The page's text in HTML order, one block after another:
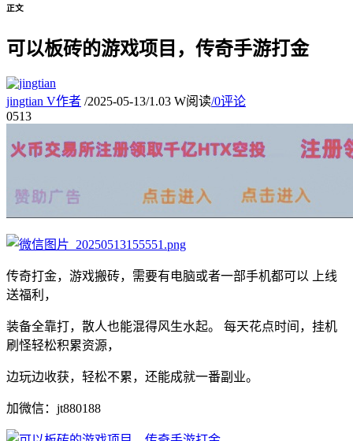
正文
可以板砖的游戏项目，传奇手游打金
jingtian V作者 /2025-05-13/1.03 W阅读/0评论
0513
传奇打金，游戏搬砖，需要有电脑或者一部手机都可以 上线
送福利，
装备全靠打，散人也能混得风生水起。 每天花点时间，挂机
刷怪轻松积累资源，
边玩边收获，轻松不累，还能成就一番副业。
加微信：jt880188